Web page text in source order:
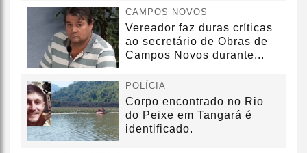
CAMPOS NOVOS
Vereador faz duras críticas
ao secretário de Obras de
Campos Novos durante...
POLÍCIA
Corpo encontrado no Rio
do Peixe em Tangará é
identificado.